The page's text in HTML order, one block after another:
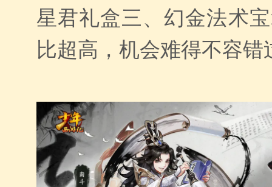
星君礼盒三、幻金法术
比超高，机会难得不容错